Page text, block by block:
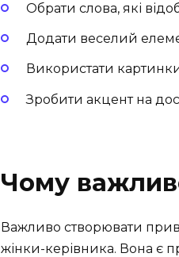
Обрати слова, які
Додати веселий
Використати
Зробити акцент на
Чому
Важливо створювати
жінки-керівника. Вона є